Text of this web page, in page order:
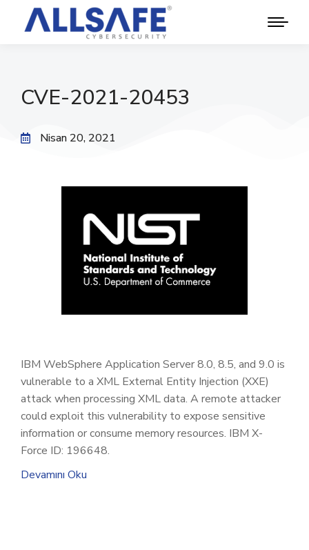
CVE-2021-20453
Nisan 20, 2021
IBM WebSphere Application Server 8.0, 8.5, and 9.0 is
vulnerable to a XML External Entity Injection (XXE)
attack when processing XML data. A remote attacker
could exploit this vulnerability to expose sensitive
information or consume memory resources. IBM X-
Force ID: 196648.
Devamını Oku